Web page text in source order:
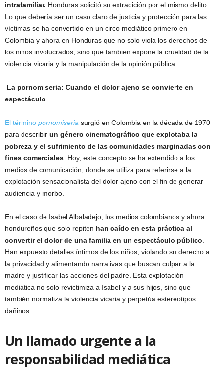
intrafamiliar. Honduras solicitó su extradición por el mismo delito.
Lo que debería ser un caso claro de justicia y protección para las
víctimas se ha convertido en un circo mediático primero en
Colombia y ahora en Honduras que no solo viola los derechos de
los niños involucrados, sino que también expone la crueldad de la
violencia vicaria y la manipulación de la opinión pública.
La pornomiseria: Cuando el dolor ajeno se convierte en
espectáculo
El término pornomiseria surgió en Colombia en la década de 1970
para describir un género cinematográfico que explotaba la
pobreza y el sufrimiento de las comunidades marginadas con
fines comerciales . Hoy, este concepto se ha extendido a los
medios de comunicación, donde se utiliza para referirse a la
explotación sensacionalista del dolor ajeno con el fin de generar
audiencia y morbo.
En el caso de Isabel Albaladejo, los medios colombianos y ahora
hondureños que solo repiten han caído en esta práctica al
convertir el dolor de una familia en un espectáculo público
Han expuesto detalles íntimos de los niños, violando su derecho a
la privacidad y alimentando narrativas que buscan culpar a la
madre y justificar las acciones del padre. Esta explotación
mediática no solo revictimiza a Isabel y a sus hijos, sino que
también normaliza la violencia vicaria y perpetúa estereotipos
dañinos.
Un llamado urgente a la
responsabilidad mediática